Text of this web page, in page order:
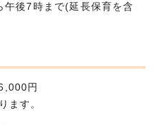
後7時まで(延長保育を含
円
ます。